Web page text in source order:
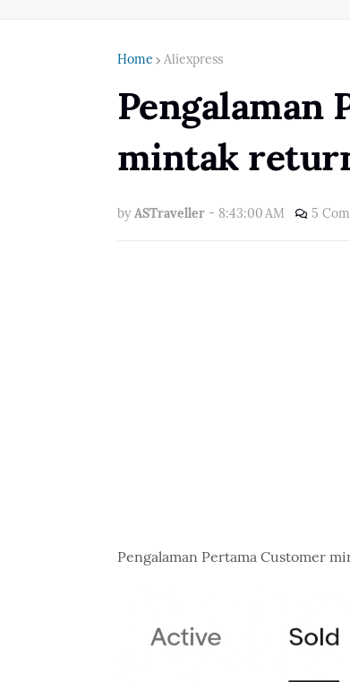
Home Aliexpress
Pengalaman
mintak
by ASTraveller - 8:43:00 AM 5
Pengalaman Pertama Customer